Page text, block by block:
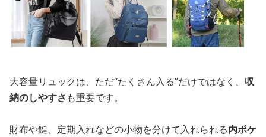
大容量リュックは、ただ“たくさん入る”だけではなく、 収
納のしやすさ も重要です。
財布や鍵、定期入れなどの小物を分けて入れられる内ポケ